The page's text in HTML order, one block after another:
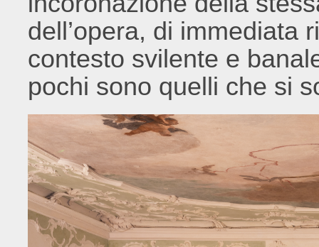
dell’opera, di immediata
contesto svilente e
pochi sono quelli che si